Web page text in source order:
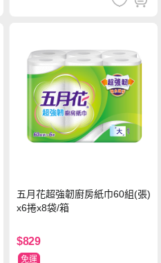
五月花超強韌廚房紙巾60組(張)
x6捲x8袋/箱
$829
免運